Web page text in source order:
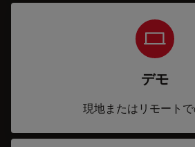
デモ
現地またはリモート